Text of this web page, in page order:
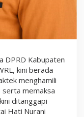
DPRD Kabupaten
kini berada
menghamili
serta memaksa
ditanggapi
Hati Nurani